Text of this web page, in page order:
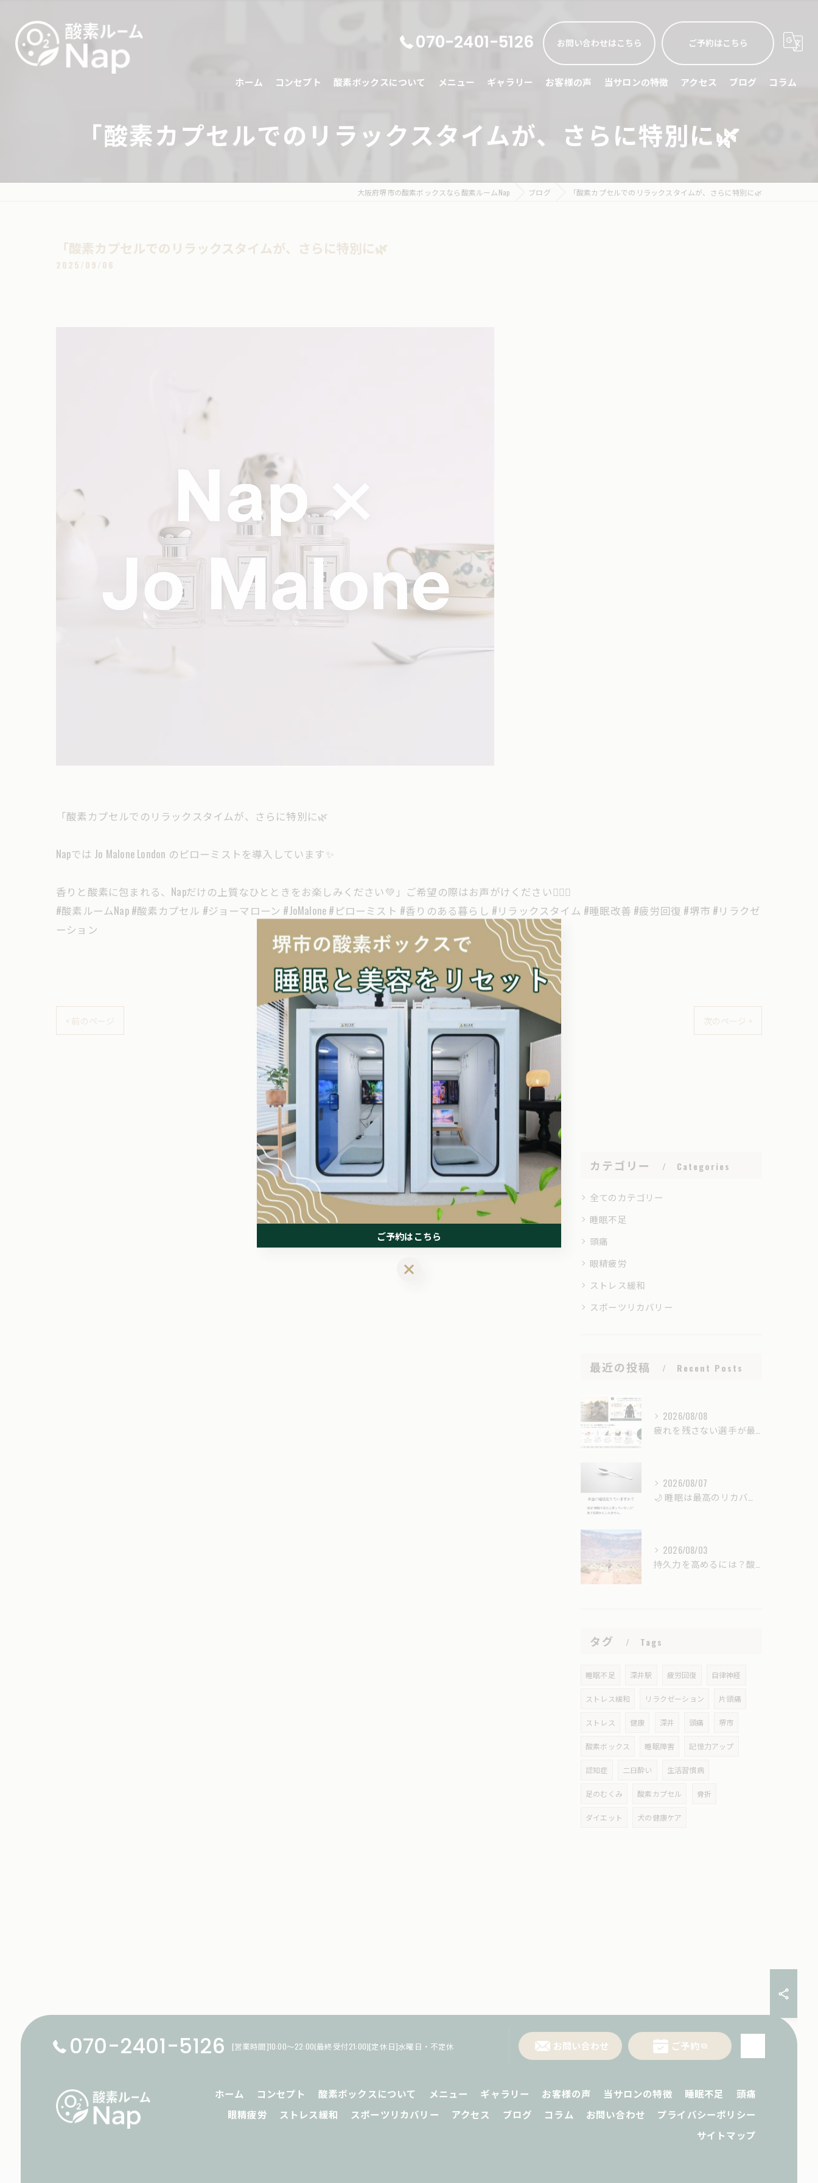
070-2401-5126 お問い合わせはこちら ご予約はこちら
ホーム コンセプト 酸素ボックスについて メニュー ギャラリー お客様の声 当サロンの特徴
睡眠不足
眼精疲労
アクセス ブログ コラム
「酸素カプセルでのリラックスタイムが、さらに特別に🌿
大阪府堺市の酸素ボックスなら酸素ルームNap ブログ 「酸素カプセルでのリラックスタイムが、さらに特別に🌿
「酸素カプセルでのリラックスタイムが、さらに特別に🌿
2025/09/06
「酸素カプセルでのリラックスタイムが、さらに特別に🌿
Napでは Jo Malone London のピローミストを導入しています✨
香りと酸素に包まれる、Napだけの上質なひとときをお楽しみください💚」ご希望の際はお声がけください💁🏼‍♀️
#酸素ルームNap #酸素カプセル #ジョーマローン #JoMalone #ピローミスト #香りのある暮らし #リラックスタイム #睡眠改善 #疲労回復 #堺市 #リラクゼ
ーション
< 前のページ 一覧に戻る 次のページ >
関連タグ
#酸素カプセル #疲労回復 #堺市 #リラクゼーション
カテゴリー Categories
全てのカテゴリー
睡眠不足
頭痛
眼精疲労
ストレス緩和
スポーツリカバリー
最近の投稿 Recent Posts
2026/08/08
2026/08/07
2026/08/03
タグ Tags
睡眠不足 深井駅 疲労回復 自律神経
ストレス緩和 リラクゼーション 片頭痛
ストレス 健康 深井 頭痛 堺市
酸素ボックス 睡眠障害 記憶力アップ
認知症 二日酔い 生活習慣病
足のむくみ 酸素カプセル 骨折
ダイエット 犬の健康ケア
070-2401-5126 [営業時間]10:00～22:00(最終受付21:00)[定休日]水曜日・不定休 お問い合わせ ご予約
ホーム コンセプト 酸素ボックスについて メニュー ギャラリー お客様の声 当サロンの特徴 睡眠不足
頭痛
眼精疲労
ストレス緩和 スポーツリカバリー アクセス ブログ コラム お問い合わせ
プライバシーポリシー
サイトマップ
ご予約はこちら
ご予約はこちら